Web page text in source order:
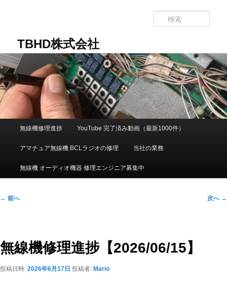
テ
ン
ツ
へ
移
TBHD株式会社
索
ュ
無線機修理進捗 YouTube 完了済み動画（最新1000件）
アマチュア無線機 BCLラジオの修理 当社の業務
無線機 オーディオ機器 修理エンジニア募集中
投
ゲ
ー
ョ
← 前へ 次へ →
無線機修理進捗【2026/06/15】
投稿日時: 2026年6月17日 投稿者: Mario